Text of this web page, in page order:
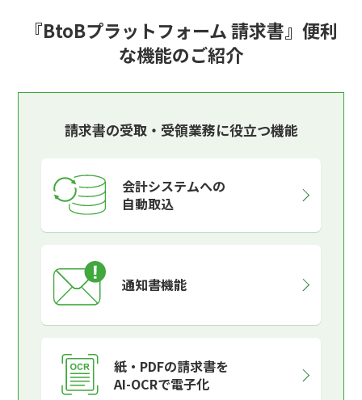
『BtoBプラットフォーム 請求書』便利
な機能のご紹介
請求書の受取・受領業務に役立つ機能
会計システムへの
自動取込
通知書機能
紙・PDFの請求書を
AI-OCRで電子化